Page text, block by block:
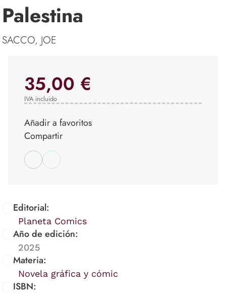
Palestina
SACCO, JOE
Editorial:
Planeta Comics
Año de edición:
2025
Materia:
Novela gráfica y cómic
ISBN:
35,00 €
IVA incluido
Añadir a favoritos
Compartir